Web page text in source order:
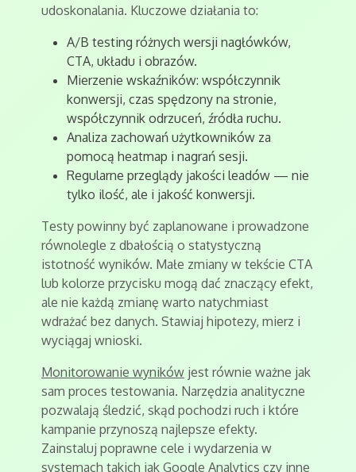
udoskonalania. Kluczowe działania to:
A/B testing różnych wersji nagłówków,
CTA, układu i obrazów.
Mierzenie wskaźników: współczynnik
konwersji, czas spędzony na stronie,
współczynnik odrzuceń, źródła ruchu.
Analiza zachowań użytkowników za
pomocą heatmap i nagrań sesji.
Regularne przeglądy jakości leadów — nie
tylko ilość, ale i jakość konwersji.
Testy powinny być zaplanowane i prowadzone
równolegle z dbałością o statystyczną
istotność wyników. Małe zmiany w tekście CTA
lub kolorze przycisku mogą dać znaczący efekt,
ale nie każdą zmianę warto natychmiast
wdrażać bez danych. Stawiaj hipotezy, mierz i
wyciągaj wnioski.
Monitorowanie wyników jest równie ważne jak
sam proces testowania. Narzędzia analityczne
pozwalają śledzić, skąd pochodzi ruch i które
kampanie przynoszą najlepsze efekty.
Zainstaluj poprawne cele i wydarzenia w
systemach takich jak Google Analytics czy inne